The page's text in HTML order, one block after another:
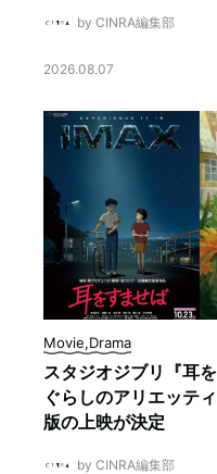
by CINRA編集部
2026.08.07
Movie,Drama
スタジオジブリ『耳
ぐらしのアリエッテ
版の上映が決定
by CINRA編集部